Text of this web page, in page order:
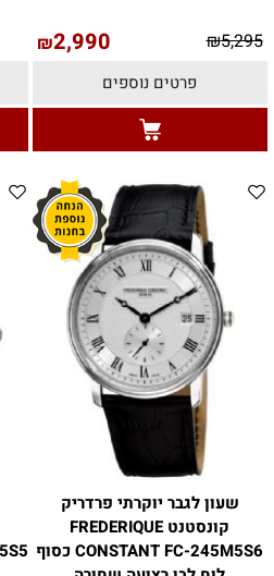
₪5,295
₪2,990
פרטים נוספים
שעון לגבר יוקרתי פרדריק
קונסטנט FREDERIQUE
CONSTANT FC-245M5S6 כסוף